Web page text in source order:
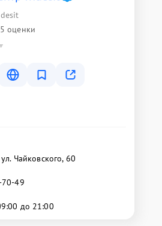
оценки
Чайковского, 60
70-49
до 21:00